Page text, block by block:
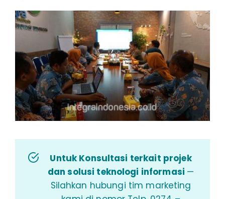
Untuk Konsultasi terkait projek
dan solusi teknologi informasi —
Silahkan hubungi tim marketing